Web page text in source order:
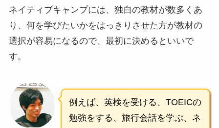
ネイティブキャンプには、独自の教材が数多くあ
り、何を学びたいかをはっきりさせた方が教材の
選択が容易になるので、最初に決めるといいで
す。
例えば、英検を受ける、TOEICの
勉強をする、旅行会話を学ぶ、ネ